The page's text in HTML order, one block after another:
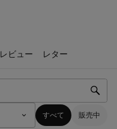
レビュー レター
すべて 販売中